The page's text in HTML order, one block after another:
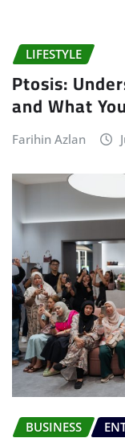
LIFESTYLE
Ptosis:
and What
Farihin Azlan
BUSINESS